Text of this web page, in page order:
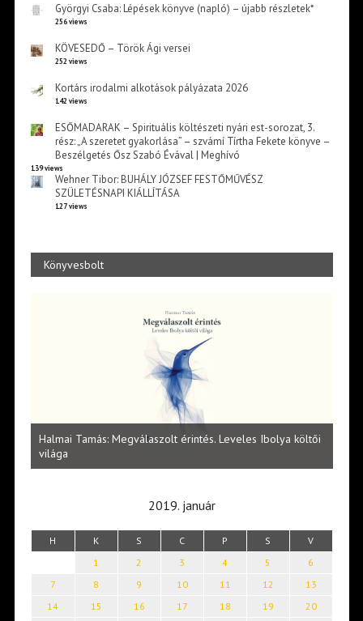
Györgyi Csaba: Lépések könyve (napló) – újabb részletek*
256 views
KÖVESEDŐ – Török Ági versei
252 views
Kortárs irodalmi alkotások pályázata 2026
142 views
ESŐMADARAK – Spirituális költészeti nyári est-sorozat, 3.
rész: „A szeretet gyakorlása” – szvámí Tírtha Fekete könyve –
Beszélgetés Ősz Szabó Évával | Meghívó
139 views
Wehner Tibor: BUHÁLY JÓZSEF FESTŐMŰVÉSZ
SZÜLETÉSNAPI KIÁLLÍTÁSA
127 views
Könyvesbolt
Halmai Tamás: Megválaszolt érintés. Leveles Ibolya költői
világa
2019. január
H K S C P S V
1 2 3 4 5
6
7
8 9 10 11 12
13
14
15 16 17 18 19
20